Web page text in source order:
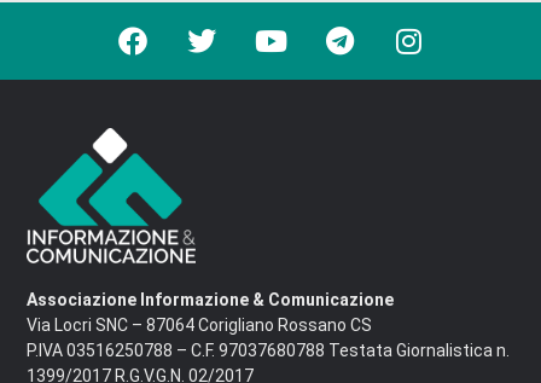
Associazione Informazione & Comunicazione
Via Locri SNC – 87064 Corigliano Rossano CS
P.IVA 03516250788 – C.F. 97037680788 Testata Giornalistica n.
1399/2017 R.G.V.G.N. 02/2017